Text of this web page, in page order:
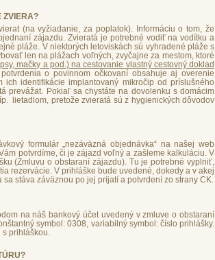
ZVIERA?
(na vyžiadanie, za poplatok). Informáciu o tom, že
zájazdu. Zvieratá je potrebné vodiť na vodítku a
pláže. V niektorých letoviskách sú vyhradené pláže s
len na plážach voľných, zvyčajne za mestom, ktoré
mačky a pod.) na cestovanie vlastný cestovný doklad
o povinnom očkovaní obsahuje aj overenie
identifikácie implantovaný mikročip od príslušného
prevážat. Pokiaľ sa chystáte na dovolenku s domácim
lietadlom, pretože zvieratá sú z hygienických dôvodov
formulár „nezáväzná objednávka“ na našej web
potvrdíme, či je zájazd voľný a zašleme kalkuláciu. V
(Zmluvu o obstaraní zájazdu). Tu je potrebné vyplniť,
rezervácie. V prihláške bude uvedené, dokedy a v akej
stáva záväznou po jej prijatí a potvrdení zo strany CK.
na náš bankový účet uvedený v zmluve o obstaraní
symbol: 0308, variabilný symbol: číslo prihlášky.
prihláškou.